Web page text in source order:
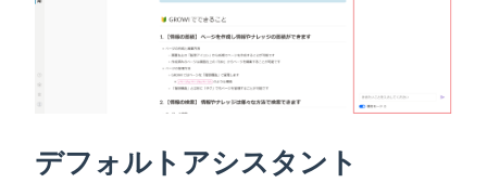
デフォルトアシスタント